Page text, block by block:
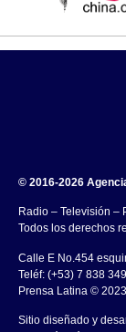
© 2016-2026
Radio – Televisión –
Todos los derechos
Calle E No.454
Teléf: (+53) 7 838
Prensa Latina ©
Sitio diseñado y